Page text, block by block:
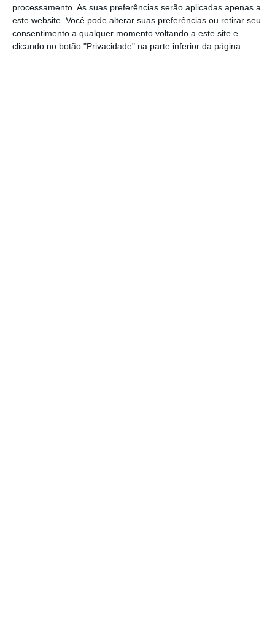
processamento. As suas preferências serão aplicadas apenas a
este website. Você pode alterar suas preferências ou retirar seu
consentimento a qualquer momento voltando a este site e
clicando no botão "Privacidade" na parte inferior da página.
PRÓXIMO ARTIGO
API gratuita do Twitter foi desligada. Muitos serviços
já foram afetados